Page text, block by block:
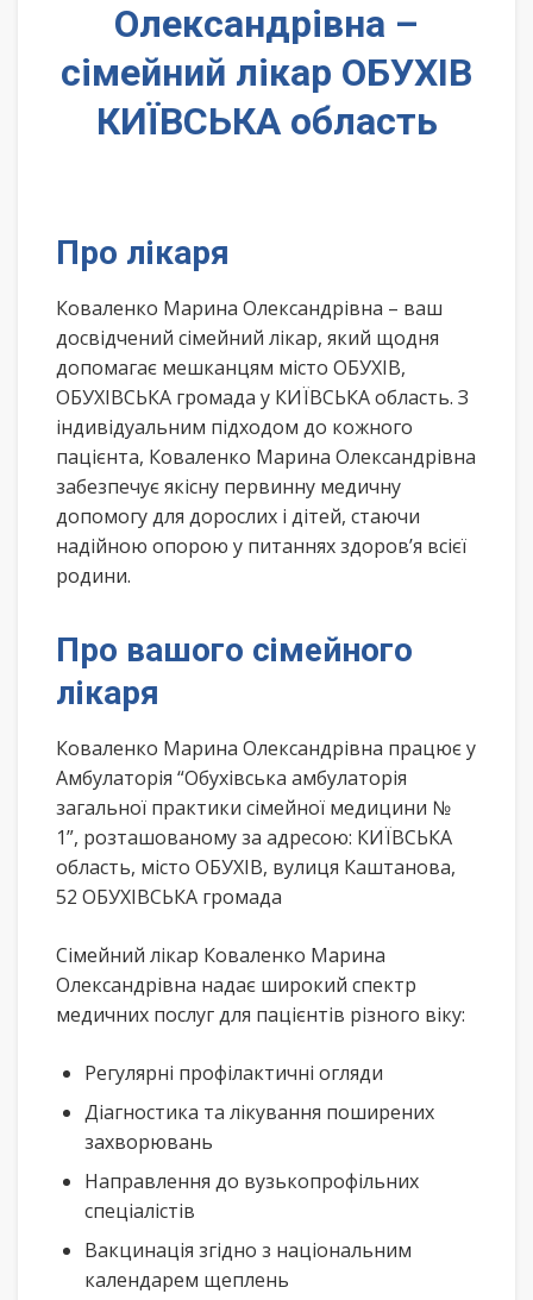
Олександрівна –
сімейний лікар ОБУХІВ
КИЇВСЬКА область
Про лікаря
Коваленко Марина Олександрівна – ваш
досвідчений сімейний лікар, який щодня
допомагає мешканцям місто ОБУХІВ,
ОБУХІВСЬКА громада у КИЇВСЬКА область. З
індивідуальним підходом до кожного
пацієнта, Коваленко Марина Олександрівна
забезпечує якісну первинну медичну
допомогу для дорослих і дітей, стаючи
надійною опорою у питаннях здоров’я всієї
родини.
Про вашого сімейного
лікаря
Коваленко Марина Олександрівна працює у
Амбулаторія “Обухівська амбулаторія
загальної практики сімейної медицини №
1”, розташованому за адресою: КИЇВСЬКА
область, місто ОБУХІВ, вулиця Каштанова,
52 ОБУХІВСЬКА громада
Сімейний лікар Коваленко Марина
Олександрівна надає широкий спектр
медичних послуг для пацієнтів різного віку:
Регулярні профілактичні огляди
Діагностика та лікування поширених
захворювань
Направлення до вузькопрофільних
спеціалістів
Вакцинація згідно з національним
календарем щеплень